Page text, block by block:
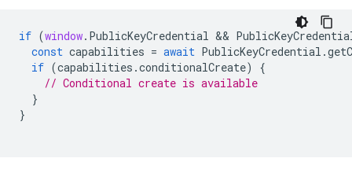
if (window. PublicKeyCredential &&
const capabilities = await PublicKeyCredential .
if (capabilities .conditionalCreate)
{
// Conditional create is available
}
}